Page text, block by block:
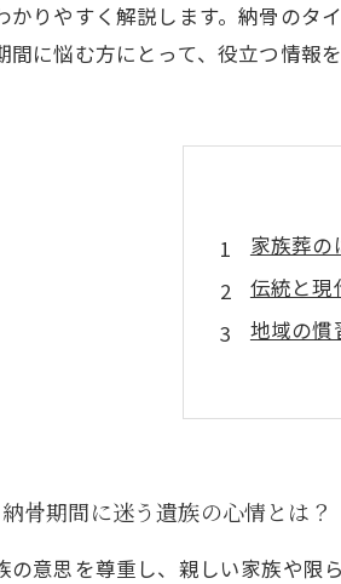
かりやすく解説します。納骨のタ
に悩む方にとって、役立つ情報を
家族葬の
伝統と現
地域の慣
納骨期
納骨を終
納骨期間
骨期間に迷う遺族の心情とは？
の意思を尊重し、親しい家族や限